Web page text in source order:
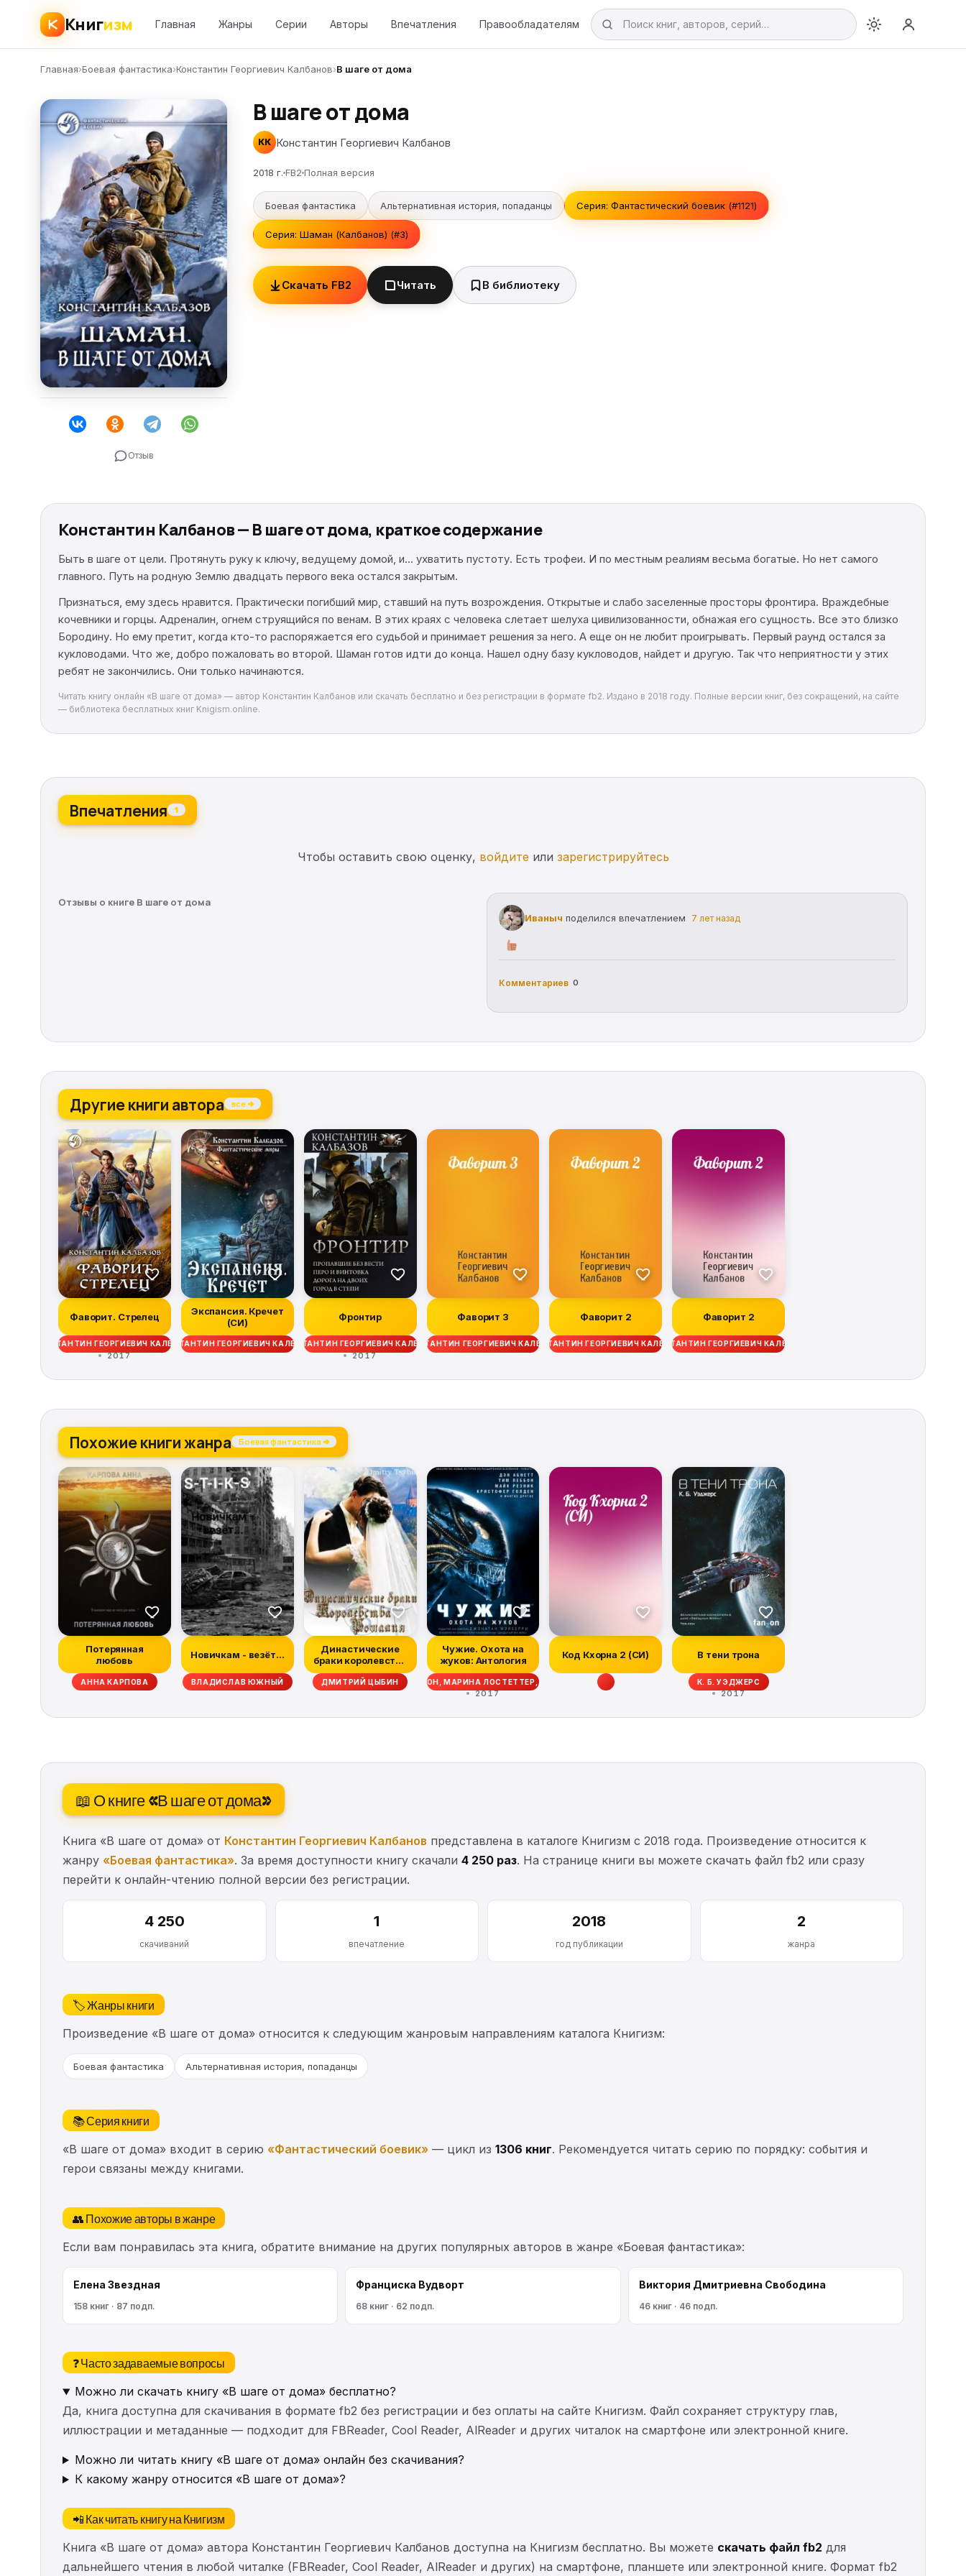
Книгизм Главная Жанры Серии Авторы Впечатления Правообладателям
Главная›Боевая фантастика›Константин Георгиевич Калбанов›В шаге от дома
Отзыв
В шаге от дома
КК Константин Георгиевич Калбанов
2018 г. FB2 Полная версия
Боевая фантастика Альтернативная история, попаданцы Серия: Фантастический боевик (#1121)
Серия: Шаман (Калбанов) (#3)
Скачать FB2 Читать В библиотеку
Константин Калбанов — В шаге от дома, краткое содержание
Быть в шаге от цели. Протянуть руку к ключу, ведущему домой, и… ухватить пустоту. Есть трофеи. И по местным реалиям весьма богатые. Но нет самого
главного. Путь на родную Землю двадцать первого века остался закрытым.
Признаться, ему здесь нравится. Практически погибший мир, ставший на путь возрождения. Открытые и слабо заселенные просторы фронтира. Враждебные
кочевники и горцы. Адреналин, огнем струящийся по венам. В этих краях с человека слетает шелуха цивилизованности, обнажая его сущность. Все это близко
Бородину. Но ему претит, когда кто-то распоряжается его судьбой и принимает решения за него. А еще он не любит проигрывать. Первый раунд остался за
кукловодами. Что же, добро пожаловать во второй. Шаман готов идти до конца. Нашел одну базу кукловодов, найдет и другую. Так что неприятности у этих
ребят не закончились. Они только начинаются.
Читать книгу онлайн «В шаге от дома» — автор Константин Калбанов или скачать бесплатно и без регистрации в формате fb2. Издано в 2018 году. Полные версии книг, без сокращений, на сайте
— библиотека бесплатных книг Knigism.online.
Впечатления 1
Чтобы оставить свою оценку, войдите или зарегистрируйтесь
Отзывы о книге В шаге от дома
Иваныч поделился впечатлением 7 лет назад
Комментариев 0
Другие книги автора все →
Фаворит. Стрелец
КОНСТАНТИН ГЕОРГИЕВИЧ КАЛБАНОВ
2017
Экспансия. Кречет
(СИ)
КОНСТАНТИН ГЕОРГИЕВИЧ КАЛБАНОВ
Фронтир
КОНСТАНТИН ГЕОРГИЕВИЧ КАЛБАНОВ
2017
Фаворит 3
КОНСТАНТИН ГЕОРГИЕВИЧ КАЛБАНОВ
Фаворит 2
КОНСТАНТИН ГЕОРГИЕВИЧ КАЛБАНОВ
Фаворит 2
КОНСТАНТИН ГЕОРГИЕВИЧ КАЛБАНОВ
Похожие книги жанра Боевая фантастика →
Потерянная
любовь
АННА КАРПОВА
Новичкам - везёт...
ВЛАДИСЛАВ ЮЖНЫЙ
Династические
браки королевства
Рошалия
ДМИТРИЙ ЦЫБИН
Чужие. Охота на
жуков: Антология
ХИЗЕР ГРЭМ, ДЭН АБНЕТТ, РЭЙЧЕЛ КЕЙН, ТИМ ЛЕББОН, СКОТТ СИГЛЕР, ДЭЙВ ВОЛВЕРТОН, МАРИНА ЛОСТЕТТЕР, УЭСТОН ОКС, МЭТТ ФОРБЕК, ИВОНН НАВАРРО, КИТ ДЕ КАНДИДО, РЭЙ ГАРТОН, КРИСТОФЕР
2017
Код Кхорна 2 (СИ) В тени трона
К. Б. УЭДЖЕРС
2017
📖 О книге «В шаге от дома»
Книга «В шаге от дома» от Константин Георгиевич Калбанов представлена в каталоге Книгизм с 2018 года. Произведение относится к
жанру «Боевая фантастика». За время доступности книгу скачали 4 250 раз. На странице книги вы можете скачать файл fb2 или сразу
перейти к онлайн-чтению полной версии без регистрации.
4 250
скачиваний
1
впечатление
2018
год публикации
2
жанра
🏷️ Жанры книги
Произведение «В шаге от дома» относится к следующим жанровым направлениям каталога Книгизм:
Боевая фантастика Альтернативная история, попаданцы
📚 Серия книги
«В шаге от дома» входит в серию «Фантастический боевик» — цикл из 1306 книг. Рекомендуется читать серию по порядку: события и
герои связаны между книгами.
👥 Похожие авторы в жанре
Если вам понравилась эта книга, обратите внимание на других популярных авторов в жанре «Боевая фантастика»:
Елена Звездная
158 книг · 87 подп.
Франциска Вудворт
68 книг · 62 подп.
Виктория Дмитриевна Свободина
46 книг · 46 подп.
❓ Часто задаваемые вопросы
Можно ли скачать книгу «В шаге от дома» бесплатно?
Да, книга доступна для скачивания в формате fb2 без регистрации и без оплаты на сайте Книгизм. Файл сохраняет структуру глав,
иллюстрации и метаданные — подходит для FBReader, Cool Reader, AlReader и других читалок на смартфоне или электронной книге.
Можно ли читать книгу «В шаге от дома» онлайн без скачивания?
К какому жанру относится «В шаге от дома»?
📲 Как читать книгу на Книгизм
Книга «В шаге от дома» автора Константин Георгиевич Калбанов доступна на Книгизм бесплатно. Вы можете скачать файл fb2 для
дальнейшего чтения в любой читалке (FBReader, Cool Reader, AlReader и других) на смартфоне, планшете или электронной книге. Формат fb2